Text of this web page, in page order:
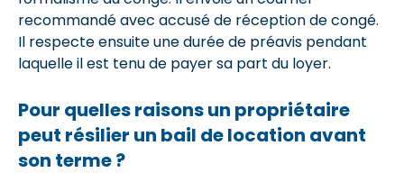
recommandé avec accusé de réception de congé.
Il respecte ensuite une durée de préavis pendant
laquelle il est tenu de payer sa part du loyer.
Pour quelles raisons un propriétaire
peut résilier un bail de location avant
son terme ?